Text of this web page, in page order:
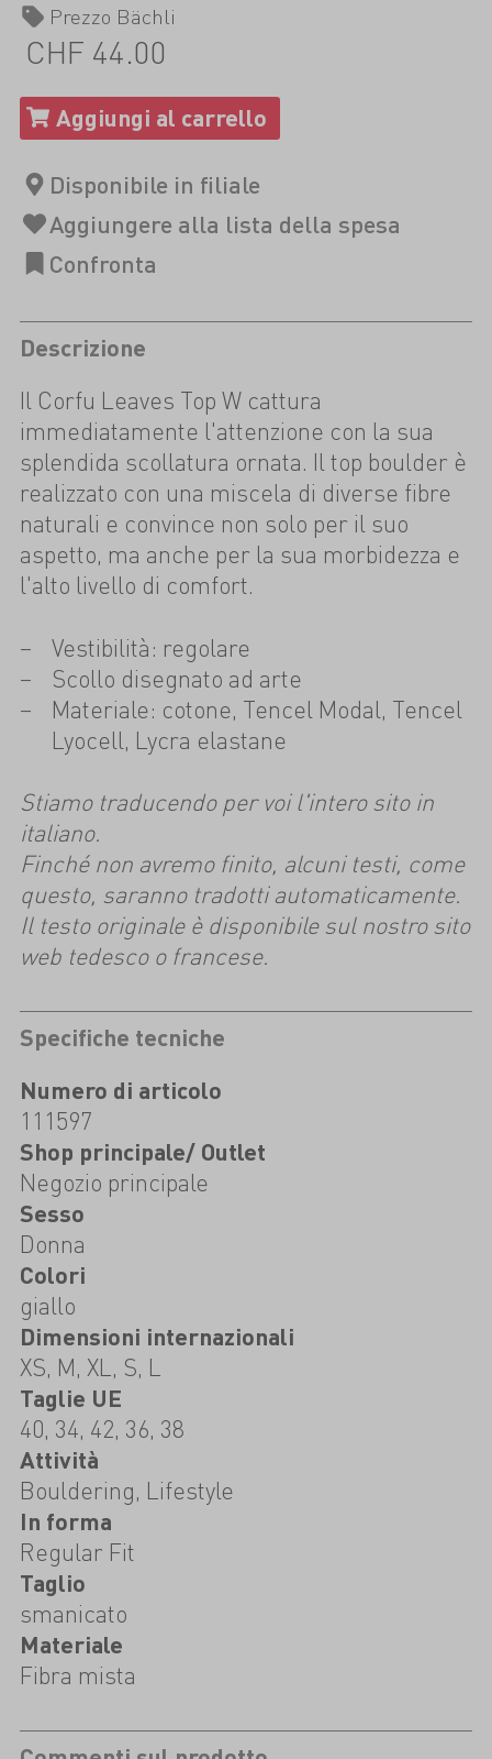
Prezzo Bächli
CHF 44.00
Descrizione
Il Corfu Leaves Top W cattura
immediatamente l'attenzione con la sua
splendida scollatura ornata. Il top boulder è
realizzato con una miscela di diverse fibre
naturali e convince non solo per il suo
aspetto, ma anche per la sua morbidezza e
l'alto livello di comfort.
Vestibilità: regolare
Scollo disegnato ad arte
Materiale: cotone, Tencel Modal, Tencel
Lyocell, Lycra elastane
Stiamo traducendo per voi l'intero sito in
italiano.
Finché non avremo finito, alcuni testi, come
questo, saranno tradotti automaticamente.
Il testo originale è disponibile sul nostro sito
web tedesco o francese.
Specifiche tecniche
Numero di articolo
111597
Shop principale/ Outlet
Negozio principale
Sesso
Donna
Colori
giallo
Dimensioni internazionali
XS, M, XL, S, L
Taglie UE
40, 34, 42, 36, 38
Attività
Bouldering, Lifestyle
In forma
Regular Fit
Taglio
smanicato
Materiale
Fibra mista